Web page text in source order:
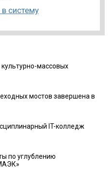
систему
культурно-массовых
мостов завершена в
IT-колледж
по углублению